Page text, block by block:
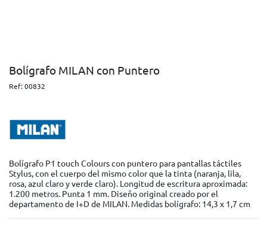
Bolígrafo MILAN con Puntero
Ref:00832
Bolígrafo P1 touch Colours con puntero para pantallas táctiles
Stylus, con el cuerpo del mismo color que la tinta (naranja, lila,
rosa, azul claro y verde claro). Longitud de escritura aproximada:
1.200 metros. Punta 1 mm. Diseño original creado por el
departamento de I+D de MILAN. Medidas bolígrafo: 14,3 x 1,7 cm